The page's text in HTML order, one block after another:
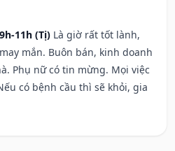
11h (Tị) Là giờ rất tốt lành,
mắn. Buôn bán, kinh doanh
Phụ nữ có tin mừng. Mọi việc
có bệnh cầu thì sẽ khỏi, gia